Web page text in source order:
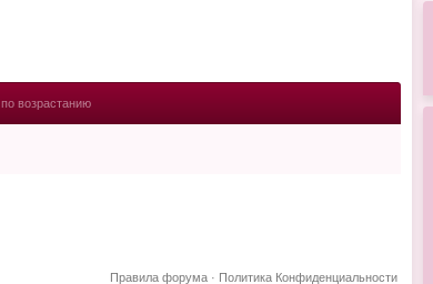
по возрастанию
Политика Конфиденциальности
Правила форума ·